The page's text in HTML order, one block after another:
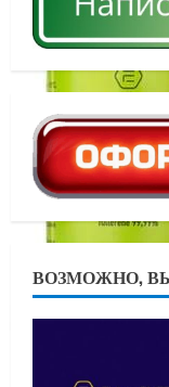
ВОЗМОЖНО,